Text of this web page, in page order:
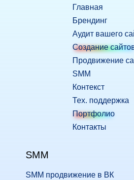
Главная
Брендинг
Аудит вашего
Создание
Продвижение
SMM
Контекст
Тех. поддержка
Портфолио
Контакты
SMM
SMM продвижение в ВК